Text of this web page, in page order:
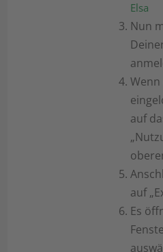
Elsa
Nun
auf
auf
Es